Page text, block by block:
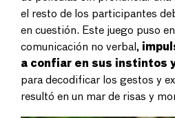
el resto de los participantes
en cuestión. Este juego puso
comunicación no verbal,
a confiar en sus instintos
para decodificar los gestos y
resultó en un mar de risas y